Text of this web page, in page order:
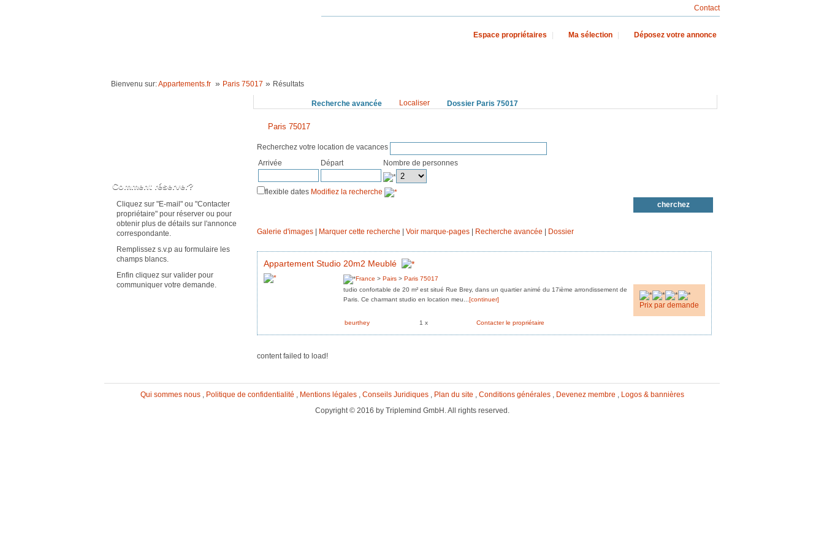
Contact
Espace propriétaires Ma sélection Déposez votre annonce
Bienvenu sur:Appartements.fr » Paris 75017 » Résultats
Comment réserver?
Cliquez sur "E-mail" ou "Contacter
propriétaire" pour réserver ou pour
obtenir plus de détails sur l'annonce
correspondante.
Remplissez s.v.p au formulaire les
champs blancs.
Enfin cliquez sur valider pour
communiquer votre demande.
Recherche avancée Localiser Dossier Paris 75017
Paris 75017
Recherchez votre location de vacances
Arrivée
Départ Nombre de personnes
flexible dates Modifiez la recherche
Galerie d'images | Marquer cette recherche | Voir marque-pages | Recherche avancée | Dossier
Appartement Studio 20m2 Meublé
France > Pairs > Paris 75017
Prix par demande
tudio confortable de 20 m² est situé Rue Brey, dans un quartier animé du 17ième arrondissement de
Paris. Ce charmant studio en location meu... [continuer]
beurthey 1 x Contacter le propriétaire
content failed to load!
Qui sommes nous, Politique de confidentialité Mentions légales, Conseils Juridiques, Plan du site Conditions générales, Devenez membre
Logos & bannières
Copyright © 2016 by Triplemind GmbH. All rights reserved.